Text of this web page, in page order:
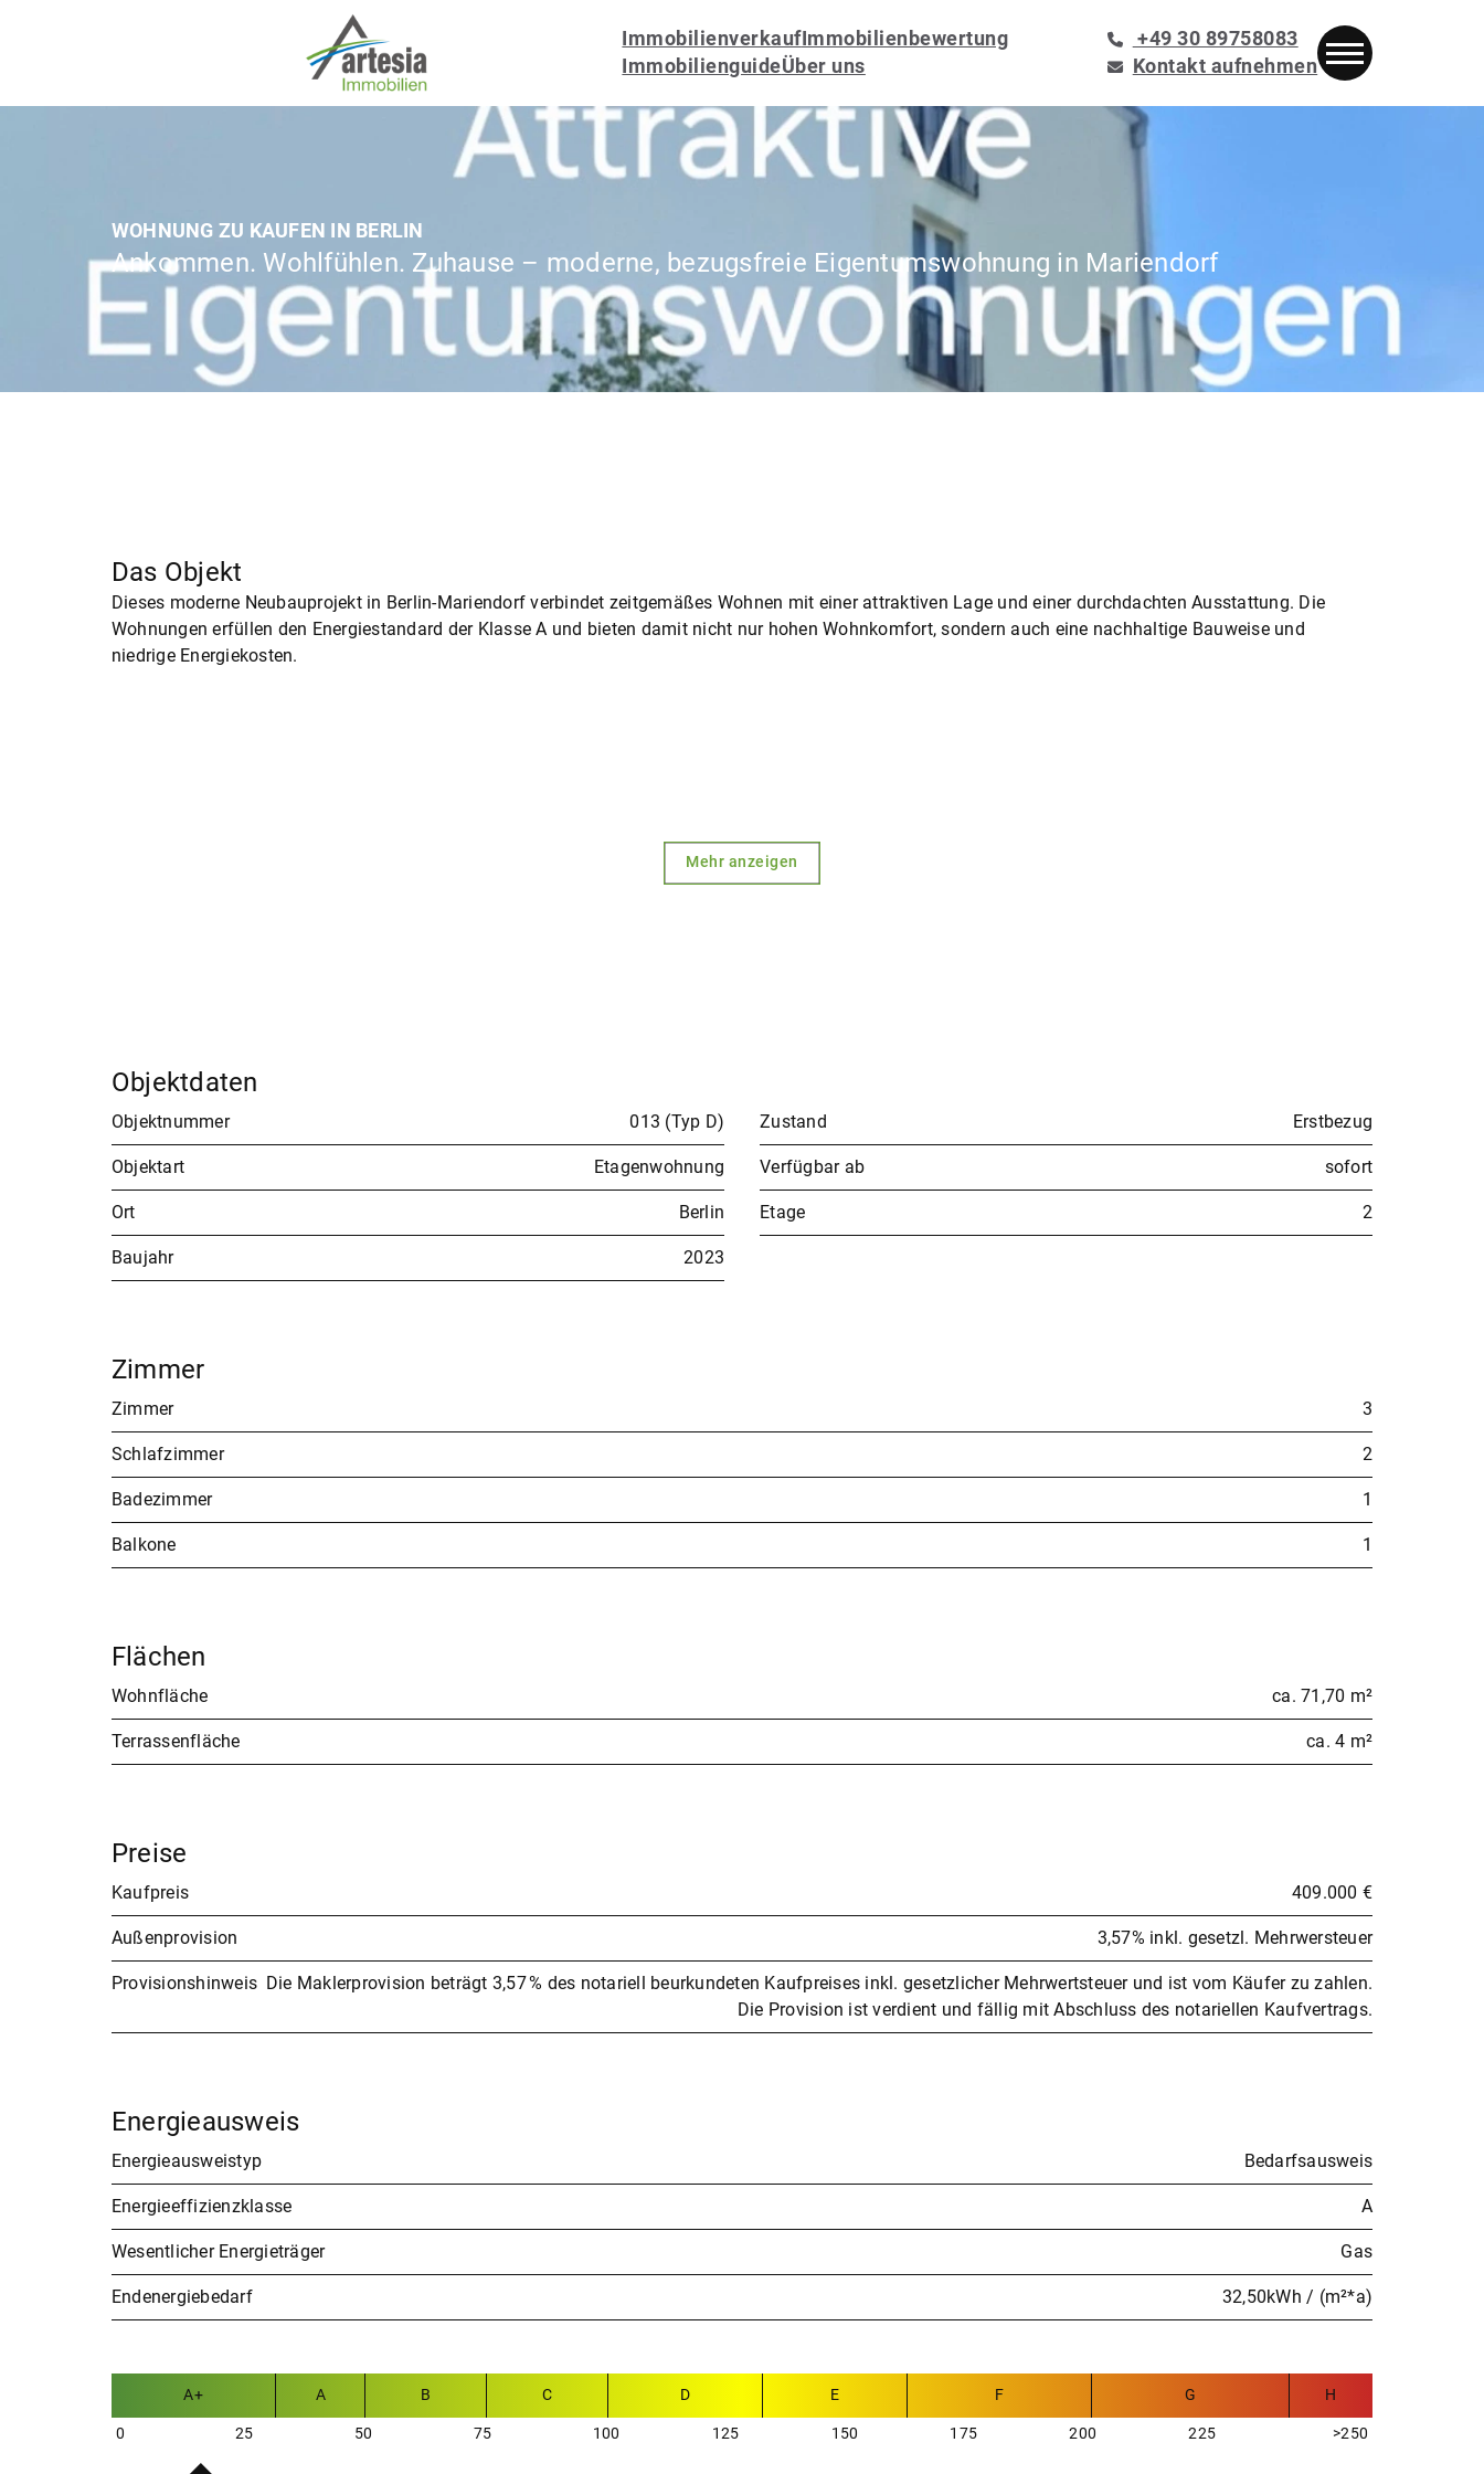
ImmobilienverkaufImmobilienbewertung
ImmobilienguideÜber uns
+49 30 89758083
Kontakt aufnehmen
WOHNUNG ZU KAUFEN IN BERLIN
Ankommen. Wohlfühlen. Zuhause – moderne, bezugsfreie Eigentumswohnung in Mariendorf
Das Objekt
Dieses moderne Neubauprojekt in Berlin-Mariendorf verbindet zeitgemäßes Wohnen mit einer attraktiven Lage und einer durchdachten Ausstattung. Die
Wohnungen erfüllen den Energiestandard der Klasse A und bieten damit nicht nur hohen Wohnkomfort, sondern auch eine nachhaltige Bauweise und
niedrige Energiekosten.
Mehr anzeigen
Objektdaten
Objektnummer 013 (Typ D)
Objektart Etagenwohnung
Ort Berlin
Baujahr 2023
Zustand Erstbezug
Verfügbar ab sofort
Etage 2
Zimmer
Zimmer 3
Schlafzimmer 2
Badezimmer 1
Balkone 1
Flächen
Wohnfläche ca. 71,70 m²
Terrassenfläche ca. 4 m²
Preise
Kaufpreis 409.000 €
Außenprovision 3,57% inkl. gesetzl. Mehrwersteuer
Provisionshinweis Die Maklerprovision beträgt 3,57 % des notariell beurkundeten Kaufpreises inkl. gesetzlicher Mehrwertsteuer und ist vom Käufer zu zahlen.
Die Provision ist verdient und fällig mit Abschluss des notariellen Kaufvertrags.
Energieausweis
Energieausweistyp Bedarfsausweis
Energieeffizienzklasse A
Wesentlicher Energieträger Gas
Endenergiebedarf 32,50kWh / (m²*a)
A+ A B C D E F G H
0 25 50 75 100 125 150 175 200 225 >250